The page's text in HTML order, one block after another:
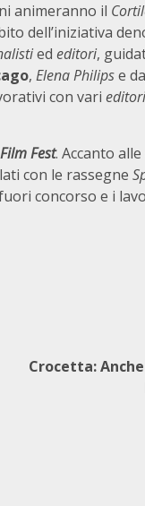
animeranno il
dell’iniziativa
ed editori,
, Elena Philipse da
con vari
Fest. Accanto
con le rassegne
concorso e i
Crocetta: